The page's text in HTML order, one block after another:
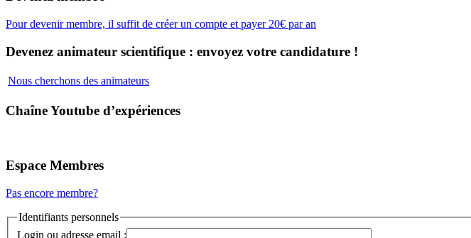
Pour devenir membre, il suffit de créer un compte et payer 20€ par an
Devenez animateur scientifique : envoyez votre candidature !
Nous cherchons des animateurs
Chaîne Youtube d’expériences
Espace Membres
Pas encore membre?
Identifiants personnels
Login ou adresse email :